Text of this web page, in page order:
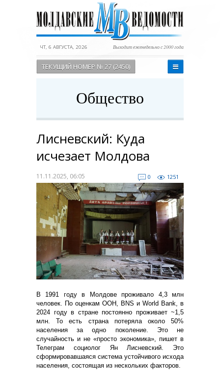
ЧТ, 6 АВГУСТА, 2026 Выходит еженедельно с 2000 года
ТЕКУЩИЙ НОМЕР № 27 (2450)
Общество
Лисневский: Куда
исчезает Молдова
11.11.2025, 06:05 0 1251
В 1991 году в Молдове проживало 4,3 млн
человек. По оценкам ООН, BNS и World Bank, в
2024 году в стране постоянно проживает ~1,5
млн. То есть страна потеряла около 50%
населения за одно поколение. Это не
случайность и не «просто экономика», пишет в
Телеграм социолог Ян Лисневский. Это
сформировавшаяся система устойчивого исхода
населения, состоящая из нескольких факторов.